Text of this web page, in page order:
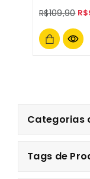
Rj45 Alta
Qualidade
Reforçado
R$109,90 R$
Categorias
Tags de